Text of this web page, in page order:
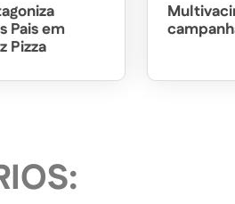
Pais em
Pizza